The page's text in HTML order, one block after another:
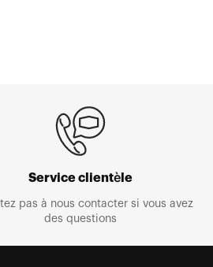
Service clientèle
pas à nous contacter si vous avez
des questions